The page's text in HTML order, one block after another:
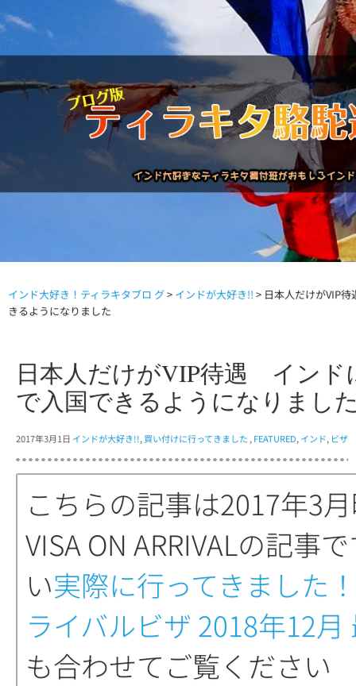
駱駝通信バックナンバー
インド大好き！ティラキタブロ グ> インドが大好き!! > 日本人だけがVIP
きるようになりました
日本人だけがVIP待遇 インド
で入国できるようになりまし
2017年3月1日 インドが大好き!!, 買い付けに行ってきました , FEATURED, インド, ビザ
こちらの記事は2017年3
VISA ON ARRIVALの記事
い実際に行ってきました
ライバルビザ 2018年12月
も合わせてご覧ください